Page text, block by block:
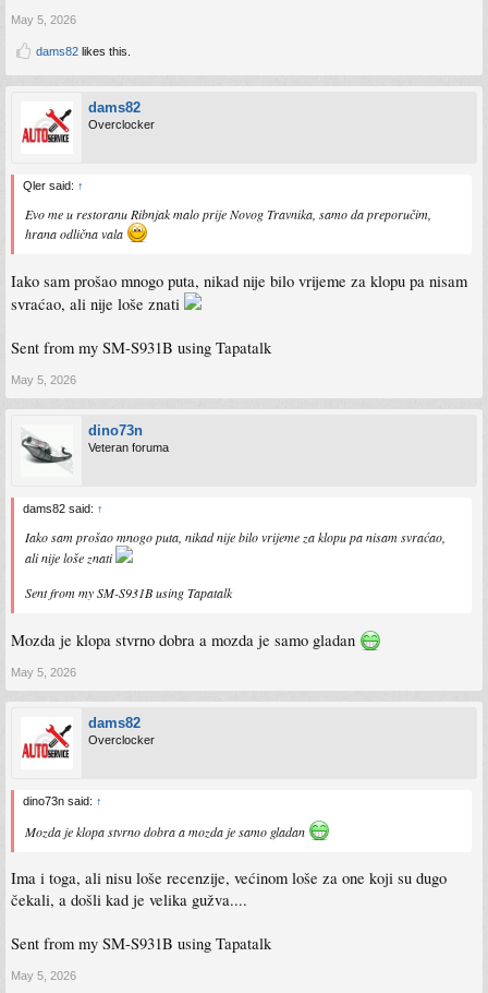
May 5, 2026
dams82 likes this.
dams82
Overclocker
Qler said: ↑
Evo me u restoranu Ribnjak malo prije Novog Travnika, samo da preporučim,
hrana odlična vala
Iako sam prošao mnogo puta, nikad nije bilo vrijeme za klopu pa nisam
svraćao, ali nije loše znati
Sent from my SM-S931B using Tapatalk
May 5, 2026
dino73n
Veteran foruma
dams82 said: ↑
Iako sam prošao mnogo puta, nikad nije bilo vrijeme za klopu pa nisam svraćao,
ali nije loše znati
Sent from my SM-S931B using Tapatalk
Mozda je klopa stvrno dobra a mozda je samo gladan
May 5, 2026
dams82
Overclocker
dino73n said: ↑
Mozda je klopa stvrno dobra a mozda je samo gladan
Ima i toga, ali nisu loše recenzije, većinom loše za one koji su dugo
čekali, a došli kad je velika gužva....
Sent from my SM-S931B using Tapatalk
May 5, 2026